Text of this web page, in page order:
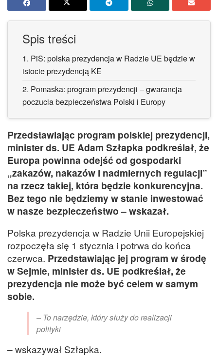
Spis treści
1. PiS: polska prezydencja w Radzie UE będzie w
istocie prezydencją KE
2. Pomaska: program prezydencji – gwarancja
poczucia bezpieczeństwa Polski i Europy
Przedstawiając program polskiej prezydencji,
minister ds. UE Adam Szłapka podkreślał, że
Europa powinna odejść od gospodarki
„zakazów, nakazów i nadmiernych regulacji”
na rzecz takiej, która będzie konkurencyjna.
Bez tego nie będziemy w stanie inwestować
w nasze bezpieczeństwo – wskazał.
Polska prezydencja w Radzie Unii Europejskiej
rozpoczęła się 1 stycznia i potrwa do końca
czerwca. Przedstawiając jej program w środę
w Sejmie, minister ds. UE podkreślał, że
prezydencja nie może być celem w samym
sobie.
– To narzędzie, który służy do realizacji
polityki
– wskazywał Szłapka.